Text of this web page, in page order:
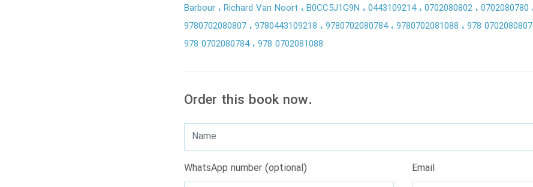
Barbour Richard Van Noort B0CC5J1G9N 0443109214 0702080802 0702080780
9780702080807 9780443109218 9780702080784 9780702081088 978 0702080807
978 0702080784 978 0702081088
Order this book now.
WhatsApp number (optional) Email